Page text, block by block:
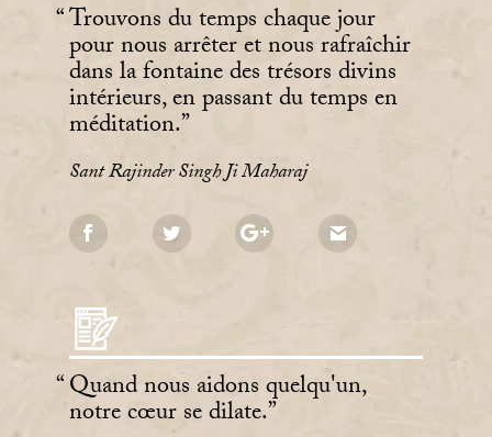
Trouvons du temps chaque jour
pour nous arrêter et nous rafraîchir
dans la fontaine des trésors divins
intérieurs, en passant du temps en
méditation.
Sant Rajinder Singh Ji Maharaj
Quand nous aidons quelqu'un,
notre cœur se dilate.